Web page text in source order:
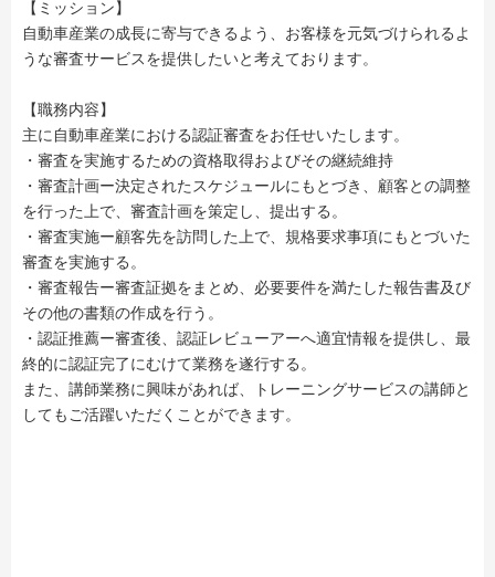
【ミッション】
自動車産業の成長に寄与できるよう、お客様を元気づけられるよ
うな審査サービスを提供したいと考えております。
【職務内容】
主に自動車産業における認証審査をお任せいたします。
・審査を実施するための資格取得およびその継続維持
・審査計画ー決定されたスケジュールにもとづき、顧客との調整
を行った上で、審査計画を策定し、提出する。
・審査実施ー顧客先を訪問した上で、規格要求事項にもとづいた
審査を実施する。
・審査報告ー審査証拠をまとめ、必要要件を満たした報告書及び
その他の書類の作成を行う。
・認証推薦ー審査後、認証レビューアーへ適宜情報を提供し、最
終的に認証完了にむけて業務を遂行する。
また、講師業務に興味があれば、トレーニングサービスの講師と
してもご活躍いただくことができます。